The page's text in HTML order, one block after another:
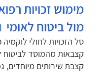
מימוש זכויות
מול ביטוח לאומי
סל הזכויות לחולי
קצבאות מהמוסד לביטוח
קצבת שירותים מיוחדים,